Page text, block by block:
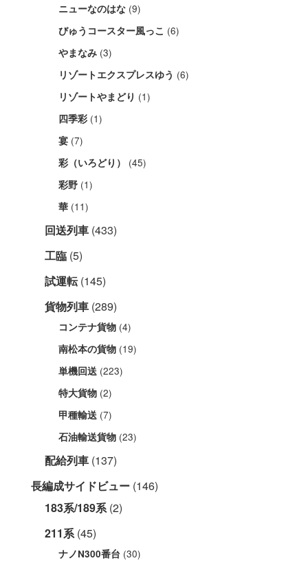
ニューなのはな (9)
びゅうコースター風っこ (6)
やまなみ (3)
リゾートエクスプレスゆう (6)
リゾートやまどり (1)
四季彩 (1)
宴 (7)
彩（いろどり） (45)
彩野 (1)
華 (11)
回送列車 (433)
工臨 (5)
試運転(145)
貨物列車 (289)
コンテナ貨物 (4)
南松本の貨物 (19)
単機回送 (223)
特大貨物 (2)
甲種輸送 (7)
石油輸送貨物 (23)
配給列車 (137)
長編成サイドビュー (146)
183系/189系(2)
211系(45)
ナノN300番台 (30)